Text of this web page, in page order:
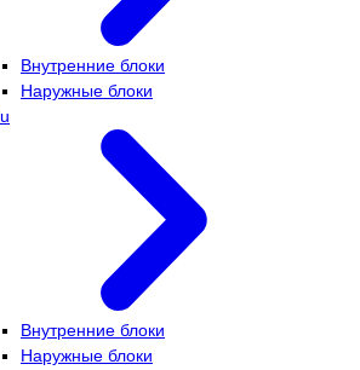
Внутренние блоки
Наружные блоки
Внутренние блоки
Наружные блоки